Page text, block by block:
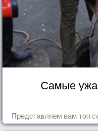
Самые
Представляем вам топ